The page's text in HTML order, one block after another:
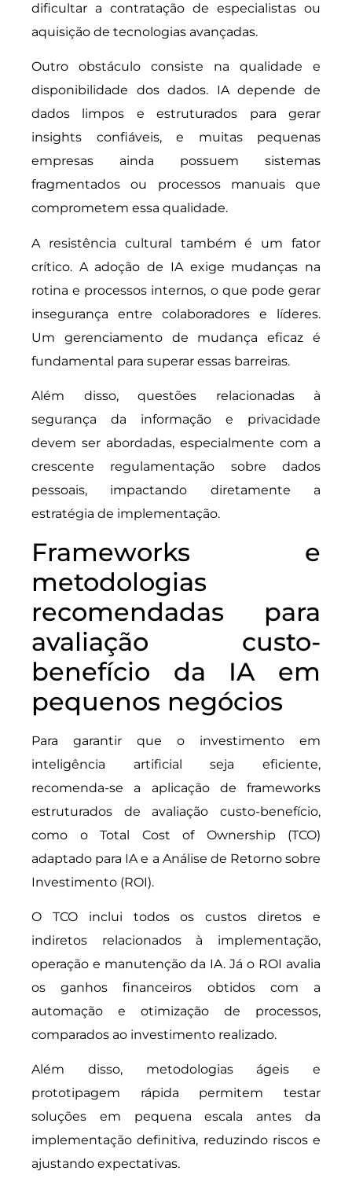
dificultar a contratação de especialistas ou
aquisição de tecnologias avançadas.
Outro obstáculo consiste na qualidade e
disponibilidade dos dados. IA depende de
dados limpos e estruturados para gerar
insights confiáveis, e muitas pequenas
empresas ainda possuem sistemas
fragmentados ou processos manuais que
comprometem essa qualidade.
A resistência cultural também é um fator
crítico. A adoção de IA exige mudanças na
rotina e processos internos, o que pode gerar
insegurança entre colaboradores e líderes.
Um gerenciamento de mudança eficaz é
fundamental para superar essas barreiras.
Além disso, questões relacionadas à
segurança da informação e privacidade
devem ser abordadas, especialmente com a
crescente regulamentação sobre dados
pessoais, impactando diretamente a
estratégia de implementação.
Frameworks e
metodologias
recomendadas para
avaliação custo-
benefício da IA em
pequenos negócios
Para garantir que o investimento em
inteligência artificial seja eficiente,
recomenda-se a aplicação de frameworks
estruturados de avaliação custo-benefício,
como o Total Cost of Ownership (TCO)
adaptado para IA e a Análise de Retorno sobre
Investimento (ROI).
O TCO inclui todos os custos diretos e
indiretos relacionados à implementação,
operação e manutenção da IA. Já o ROI avalia
os ganhos financeiros obtidos com a
automação e otimização de processos,
comparados ao investimento realizado.
Além disso, metodologias ágeis e
prototipagem rápida permitem testar
soluções em pequena escala antes da
implementação definitiva, reduzindo riscos e
ajustando expectativas.